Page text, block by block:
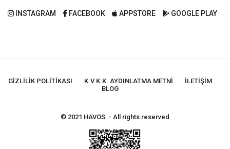
INSTAGRAM FACEBOOK APPSTORE GOOGLE PLAY
GIZLILIK POLITIKASI K.V.K.K. AYDINLATMA METNI
İLETIŞIM
BLOG
© 2021 HAVOS. - All rights reserved